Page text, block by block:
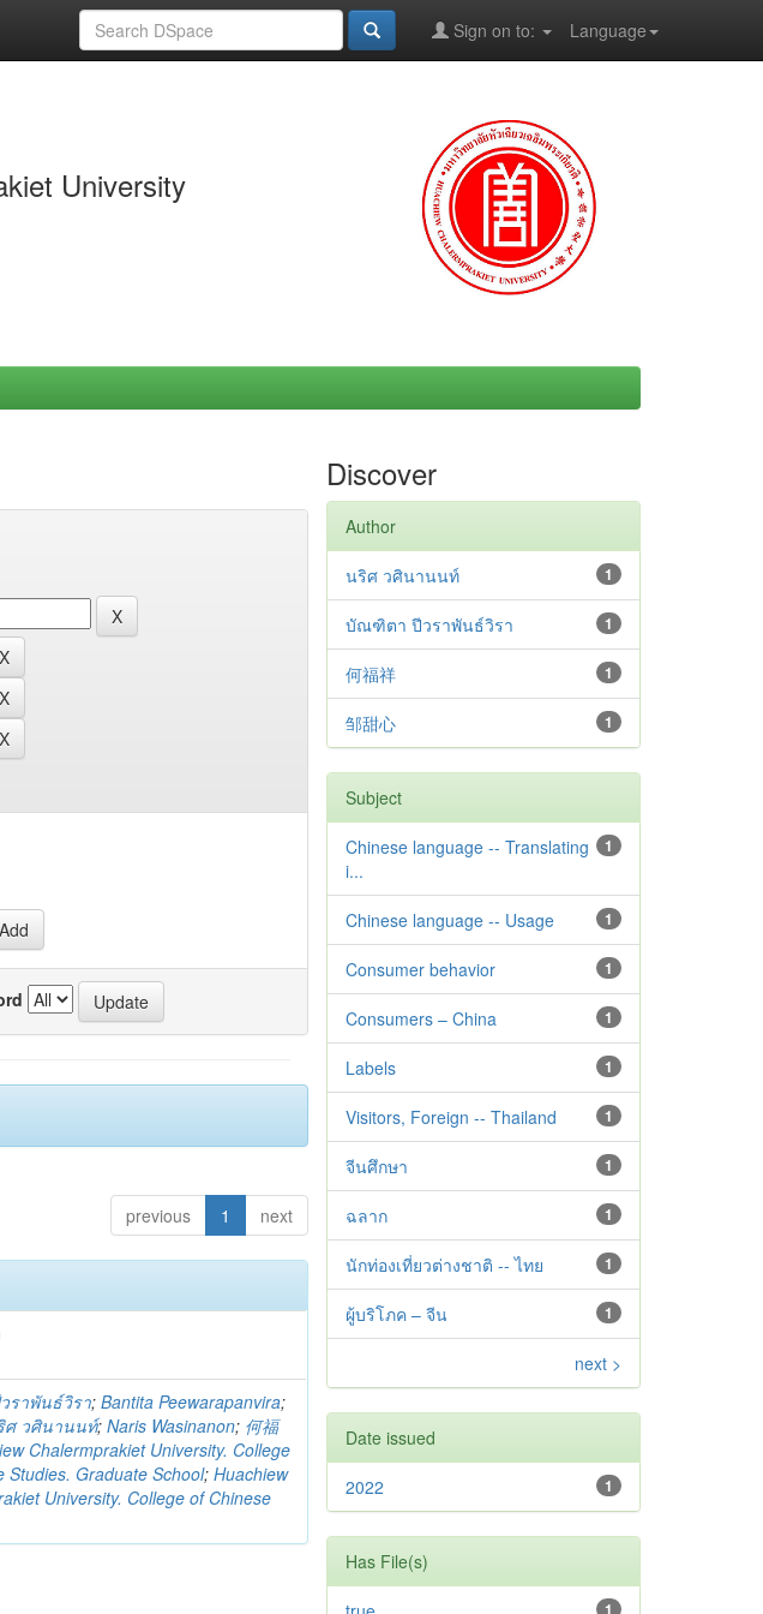
Language
Sign on to:
University
previous 1 next
ราพันธ์วิรา;Bantita Peewarapanvira;
ศ วศินานนท์;Naris Wasinanon; 何福
Chalermprakiet University. College
Studies. Graduate School;Huachiew
University. College of Chinese
Discover
Author
1
นริศ วศินานนท์
1
บัณฑิตา ปีวราพันธ์วิรา
1
何福祥
1
邹甜心
Subject
1
Chinese language -- Translating
i...
1
Chinese language -- Usage
1
Consumer behavior
1
Consumers – China
1
Labels
1
Visitors, Foreign -- Thailand
1
จีนศึกษา
1
ฉลาก
1
นักท่องเที่ยวต่างชาติ -- ไทย
1
ผู้บริโภค – จีน
next >
Date issued
1
2022
Has File(s)
1